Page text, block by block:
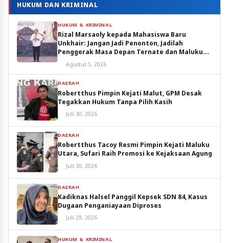
HUKUM DAN KRIMINAL
HUKUM & KRIMINAL
Rizal Marsaoly kepada Mahasiswa Baru
Unkhair: Jangan Jadi Penonton, Jadilah
Penggerak Masa Depan Ternate dan Maluku
Utara
Agustus 5, 2026
DAERAH
Robertthus Pimpin Kejati Malut, GPM Desak
Tegakkan Hukum Tanpa Pilih Kasih
Juli 30, 2026
DAERAH
Robertthus Tacoy Resmi Pimpin Kejati Maluku
Utara, Sufari Raih Promosi ke Kejaksaan Agung
Juli 30, 2026
DAERAH
Kadiknas Halsel Panggil Kepsek SDN 84, Kasus
Dugaan Penganiayaan Diproses
Juli 29, 2026
HUKUM & KRIMINAL